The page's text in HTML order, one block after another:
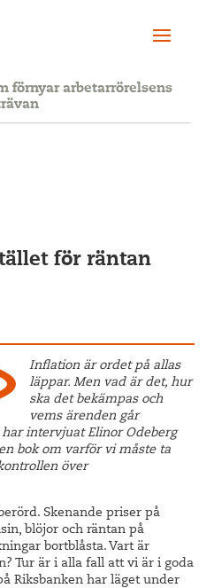
förnyar arbetarrörelsens
för räntan
Inflation är ordet på allas
läppar. Men vad är det, hur
ska det bekämpas och
vems ärenden går
har intervjuat Elinor Odeberg
bok om varför vi måste ta
över
Skenande priser på
blöjor och räntan på
bortblåsta. Vart är
Tur är i alla fall att vi är i goda
Riksbanken har läget under